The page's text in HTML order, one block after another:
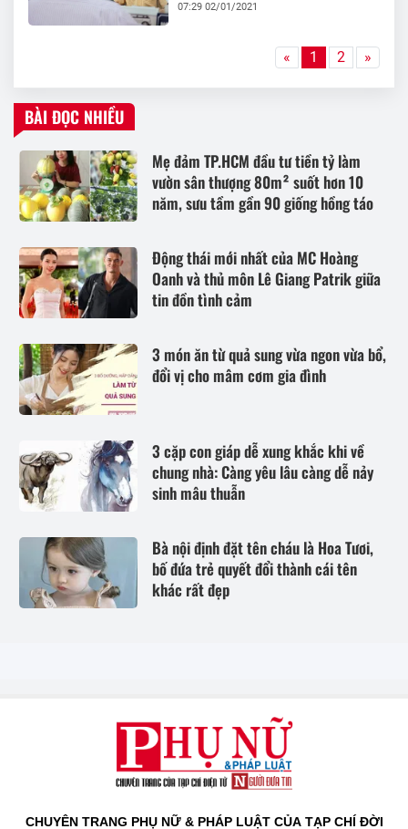
07:29 02/01/2021
« 1 2 »
BÀI ĐỌC NHIỀU
Mẹ đảm TP.HCM đầu tư tiền tỷ làm
vườn sân thượng 80m² suốt hơn 10
năm, sưu tầm gần 90 giống hồng táo
Động thái mới nhất của MC Hoàng
Oanh và thủ môn Lê Giang Patrik giữa
tin đồn tình cảm
3 món ăn từ quả sung vừa ngon vừa bổ,
đổi vị cho mâm cơm gia đình
3 cặp con giáp dễ xung khắc khi về
chung nhà: Càng yêu lâu càng dễ nảy
sinh mâu thuẫn
Bà nội định đặt tên cháu là Hoa Tươi,
bố đứa trẻ quyết đổi thành cái tên
khác rất đẹp
CHUYÊN TRANG PHỤ NỮ & PHÁP LUẬT CỦA TẠP CHÍ ĐỜI